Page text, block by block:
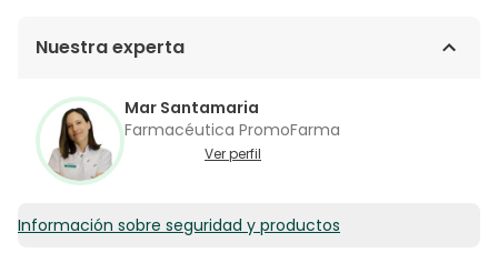
Nuestra experta
Mar Santamaria
Farmacéutica PromoFarma
Ver perfil
Información sobre seguridad y productos